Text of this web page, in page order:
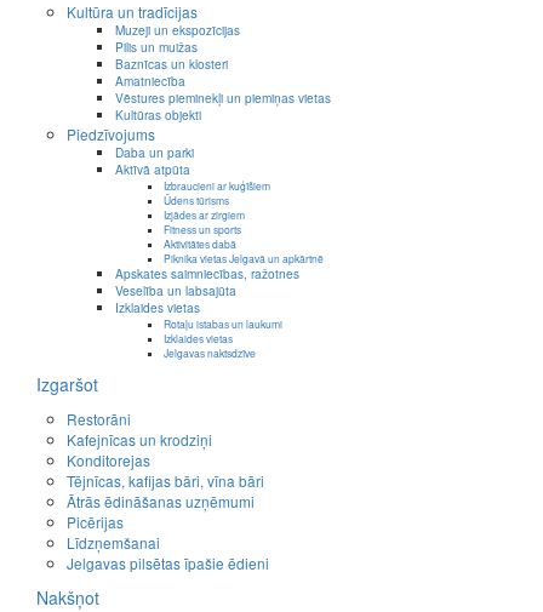
Kultūra un tradīcijas
Muzeji un ekspozīcijas
Pilis un muižas
Baznīcas un klosteri
Amatniecība
Vēstures pieminekļi un piemiņas vietas
Kultūras objekti
Piedzīvojums
Daba un parki
Aktīvā atpūta
Izbraucieni ar kuģīšiem
Ūdens tūrisms
Izjādes ar zirgiem
Fitness un sports
Aktivitātes dabā
Piknika vietas Jelgavā un apkārtnē
Apskates saimniecības, ražotnes
Veselība un labsajūta
Izklaides vietas
Rotaļu istabas un laukumi
Izklaides vietas
Jelgavas naktsdzīve
Izgaršot
Restorāni
Kafejnīcas un krodziņi
Konditorejas
Tējnīcas, kafijas bāri, vīna bāri
Ātrās ēdināšanas uzņēmumi
Picērijas
Līdzņemšanai
Jelgavas pilsētas īpašie ēdieni
Nakšņot